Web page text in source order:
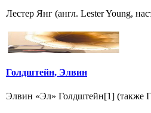
Лестер Янг (англ. Lester Young,
Голдштейн, Элвин
Элвин «Эл» Голдштейн[1] (также